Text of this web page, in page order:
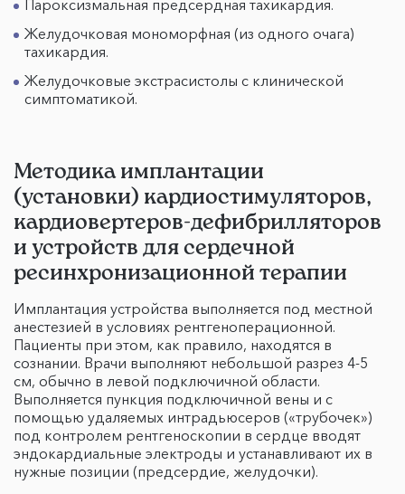
Пароксизмальная предсердная тахикардия.
Желудочковая мономорфная (из одного очага)
тахикардия.
Желудочковые экстрасистолы с клинической
симптоматикой.
Методика имплантации
(установки) кардиостимуляторов,
кардиовертеров-дефибрилляторов
и устройств для сердечной
ресинхронизационной терапии
Имплантация устройства выполняется под местной
анестезией в условиях рентгеноперационной.
Пациенты при этом, как правило, находятся в
сознании. Врачи выполняют небольшой разрез 4-5
см, обычно в левой подключичной области.
Выполняется пункция подключичной вены и с
помощью удаляемых интрадьюсеров («трубочек»)
под контролем рентгеноскопии в сердце вводят
эндокардиальные электроды и устанавливают их в
нужные позиции (предсердие, желудочки).